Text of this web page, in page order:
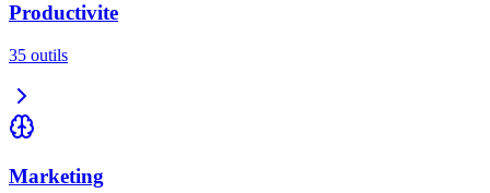
Productivite
35 outils
Marketing